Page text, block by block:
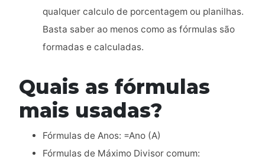
qualquer calculo de porcentagem ou planilhas.
Basta saber ao menos como as fórmulas são
formadas e calculadas.
Quais as fórmulas
mais usadas?
Fórmulas de Anos: =Ano (A)
Fórmulas de Máximo Divisor comum: